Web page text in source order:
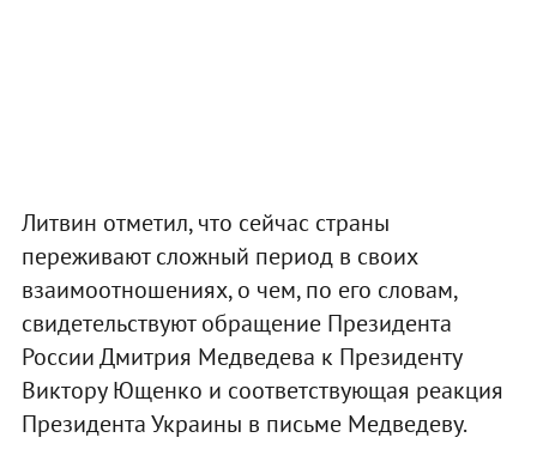
Литвин отметил, что сейчас страны
переживают сложный период в своих
взаимоотношениях, о чем, по его словам,
свидетельствуют обращение Президента
России Дмитрия Медведева к Президенту
Виктору Ющенко и соответствующая реакция
Президента Украины в письме Медведеву.